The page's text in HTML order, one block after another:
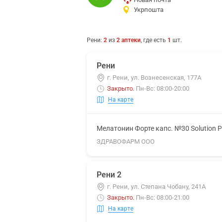
Укрпошта
Рени: 2 из 2 аптеки, где есть 1 шт.
Рени
г. Рени, ул. Вознесенская, 177А
Закрыто. Пн-Вс: 08:00-20:00
На карте
Мелатонин Форте капс. №30 Solution
ЗДРАВОФАРМ ООО
Рени 2
г. Рени, ул. Степана Чобану, 241А
Закрыто. Пн-Вс: 08:00-21:00
На карте